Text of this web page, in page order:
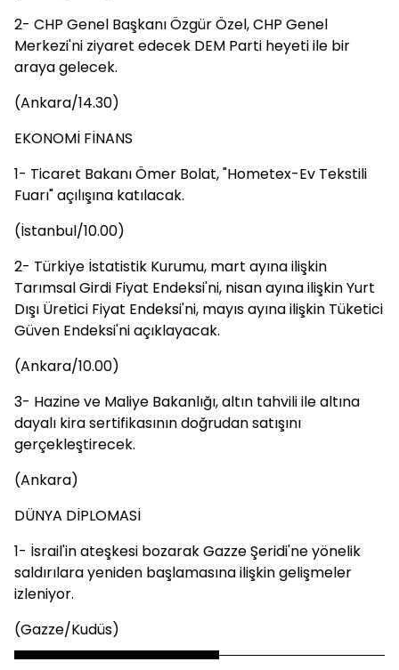
2- CHP Genel Başkanı Özgür Özel, CHP Genel
Merkezi'ni ziyaret edecek DEM Parti heyeti ile bir
araya gelecek.
(Ankara/14.30)
EKONOMİ FİNANS
1- Ticaret Bakanı Ömer Bolat, "Hometex-Ev Tekstili
Fuarı" açılışına katılacak.
(İstanbul/10.00)
2- Türkiye İstatistik Kurumu, mart ayına ilişkin
Tarımsal Girdi Fiyat Endeksi'ni, nisan ayına ilişkin Yurt
Dışı Üretici Fiyat Endeksi'ni, mayıs ayına ilişkin Tüketici
Güven Endeksi'ni açıklayacak.
(Ankara/10.00)
3- Hazine ve Maliye Bakanlığı, altın tahvili ile altına
dayalı kira sertifikasının doğrudan satışını
gerçekleştirecek.
(Ankara)
DÜNYA DİPLOMASİ
1- İsrail'in ateşkesi bozarak Gazze Şeridi'ne yönelik
saldırılara yeniden başlamasına ilişkin gelişmeler
izleniyor.
(Gazze/Kudüs)